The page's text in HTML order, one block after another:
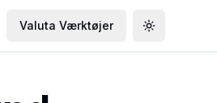
Valuta Værktøjer Toggle